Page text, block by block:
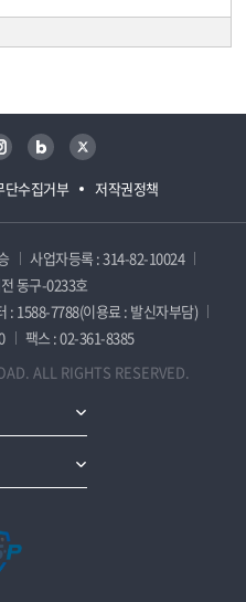
단수집거부 저작권정책
인스타그램 블로그 트위터
사업자등록 : 314-82-10024
동구-0233호
: 1588-7788(이용료 : 발신자부담)
팩스 : 02-361-8385
ALL RIGHTS RESERVED.